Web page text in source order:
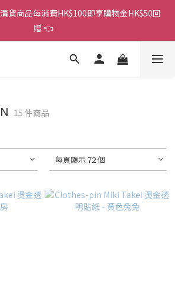
包平郵｜滿HK$299包易寄取｜滿HK$499
包順豐／京東
貨商品每消費HK$100即享購物金HK$50回
贈 👈
包平郵｜滿HK$299包易寄取｜滿HK$499
15 件商品
每頁顯示 72 個